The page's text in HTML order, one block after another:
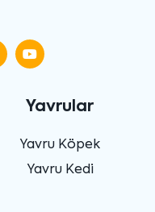
Yavrular
Yavru Köpek
Yavru Kedi